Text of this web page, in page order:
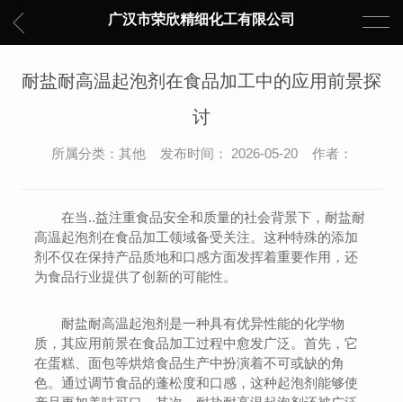
广汉市荣欣精细化工有限公司
耐盐耐高温起泡剂在食品加工中的应用前景探
讨
所属分类：其他 发布时间： 2026-05-20 作者：
在当..益注重食品安全和质量的社会背景下，耐盐耐
高温起泡剂在食品加工领域备受关注。这种特殊的添加
剂不仅在保持产品质地和口感方面发挥着重要作用，还
为食品行业提供了创新的可能性。
耐盐耐高温起泡剂是一种具有优异性能的化学物
质，其应用前景在食品加工过程中愈发广泛。首先，它
在蛋糕、面包等烘焙食品生产中扮演着不可或缺的角
色。通过调节食品的蓬松度和口感，这种起泡剂能够使